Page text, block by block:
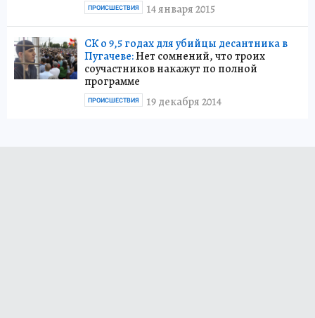
14 января 2015
ПРОИСШЕСТВИЯ
СК о 9,5 годах для убийцы десантника в
Пугачеве:Нет сомнений, что троих
соучастников накажут по полной
программе
19 декабря 2014
ПРОИСШЕСТВИЯ